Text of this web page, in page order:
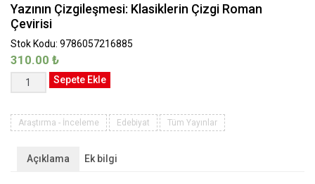
Yazının Çizgileşmesi: Klasiklerin Çizgi Roman
Çevirisi
Stok Kodu: 9786057216885
310.00 ₺
Yazının
Çizgileşmesi:
Çizgi
Çevirisi
Sepete Ekle
Araştırma - İnceleme Edebiyat Tüm Yayınlar
Açıklama Ek bilgi